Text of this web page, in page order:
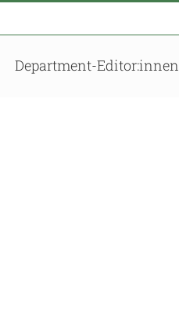
Department-Editor:innen